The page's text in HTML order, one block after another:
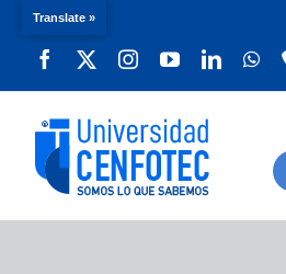
Translate »